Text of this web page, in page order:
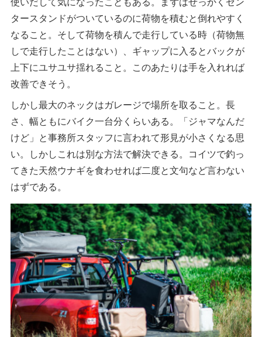
タースタンドがついているのに荷物を積むと倒れやすく
なること。そして荷物を積んで走行している時（荷物無
しで走行したことはない）、ギャップに入るとバックが
上下にユサユサ揺れること。このあたりは手を入れれば
改善できそう。
しかし最大のネックはガレージで場所を取ること。長
さ、幅ともにバイク一台分くらいある。「ジャマなんだ
けど」と事務所スタッフに言われて形見が小さくなる思
い。しかしこれは別な方法で解決できる。コイツで釣っ
てきた天然ウナギを食わせれば二度と文句など言わない
はずである。